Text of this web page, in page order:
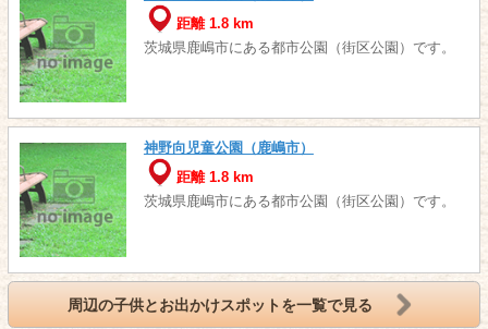
距離 1.8 km
茨城県鹿嶋市にある都市公園（街区公園）です。
神野向児童公園（鹿嶋市）
距離 1.8 km
茨城県鹿嶋市にある都市公園（街区公園）です。
周辺の子供とお出かけスポットを一覧で見る